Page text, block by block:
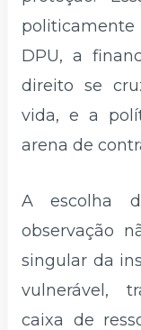
DPU, a
direito se
vida, e a
arena de
A escolha
observação
singular da
vulnerável,
caixa de